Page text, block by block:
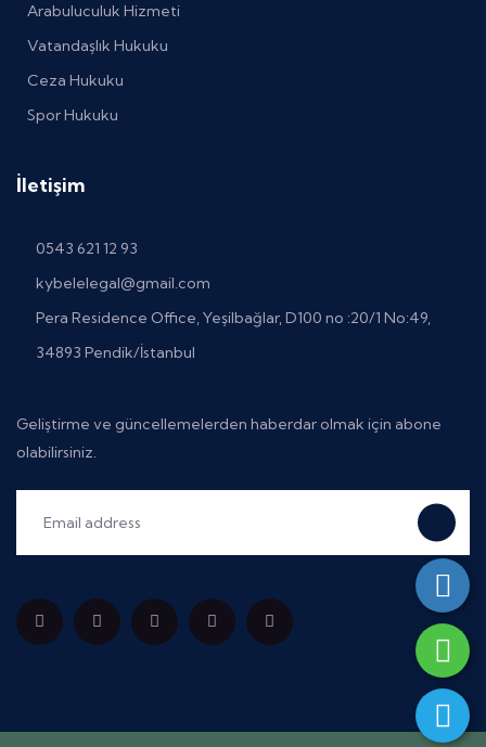
Arabuluculuk Hizmeti
Vatandaşlık Hukuku
Ceza Hukuku
Spor Hukuku
İletişim
0543 621 12 93
kybelelegal@gmail.com
Pera Residence Office, Yeşilbağlar, D100 no :20/1 No:49,
34893 Pendik/İstanbul
Geliştirme ve güncellemelerden haberdar olmak için abone
olabilirsiniz.